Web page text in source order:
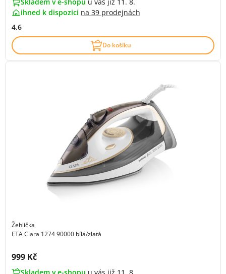
ihned k dispozici na 39 prodejnách
4.6
Do košíku
Žehlička
ETA Clara 1274 90000 bílá/zlatá
Cena s DPH:
999 Kč